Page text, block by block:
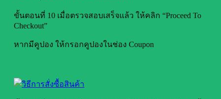
ขั้นตอนที่ 10 เมื่อตรวจสอบเสร็จแล้ว ให้คลิก “Proceed To
Checkout”
หากมีคูปอง ให้กรอกคูปองในช่อง Coupon